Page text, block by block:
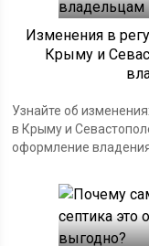
Изменения в
Крыму и
Узнайте об
в Крыму и
оформление